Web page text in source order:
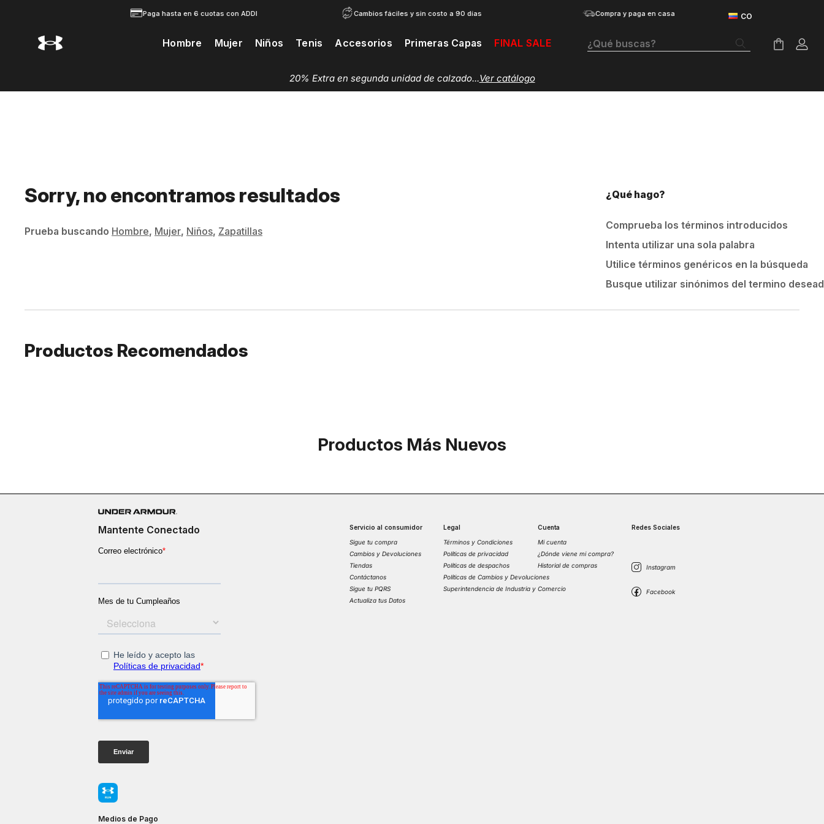
Paga hasta en 6 cuotas con ADDI Cambios fáciles y sin costo a 90 días Compra y paga en casa
Hombre Mujer Niños Tenis Accesorios Primeras Capas FINAL SALE ¿Qué buscas?
20% Extra en segunda unidad de calzado...Ver catálogo
Sorry, no encontramos resultados
Prueba buscando Hombre, Mujer, Niños, Zapatillas
¿Qué hago?
Comprueba los términos introducidos
Intenta utilizar una sola palabra
Utilice términos genéricos en la búsqueda
Busque utilizar sinónimos del termino
Productos Recomendados
Productos Más Nuevos
Mantente Conectado
Medios de Pago
Servicio al consumidor
Sigue tu compra
Cambios y Devoluciones
Tiendas
Contáctanos
Sigue tu PQRS
Actualiza tus Datos
Legal
Términos y Condiciones
Políticas de privacidad
Políticas de despachos
Políticas de Cambios y Devoluciones
Superintendencia de Industria y Comercio
Cuenta
Mi cuenta
¿Dónde viene mi compra?
Historial de compras
Redes Sociales
Botas
Velociti Distance
Guayos
Velociti